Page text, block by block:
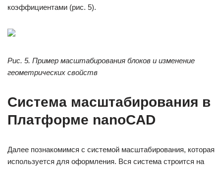
коэффициентами (рис. 5).
Рис. 5. Пример масштабирования блоков и изменение
геометрических свойств
Система масштабирования в
Платформе nanoCAD
Далее познакомимся с системой масштабирования, которая
используется для оформления. Вся система строится на